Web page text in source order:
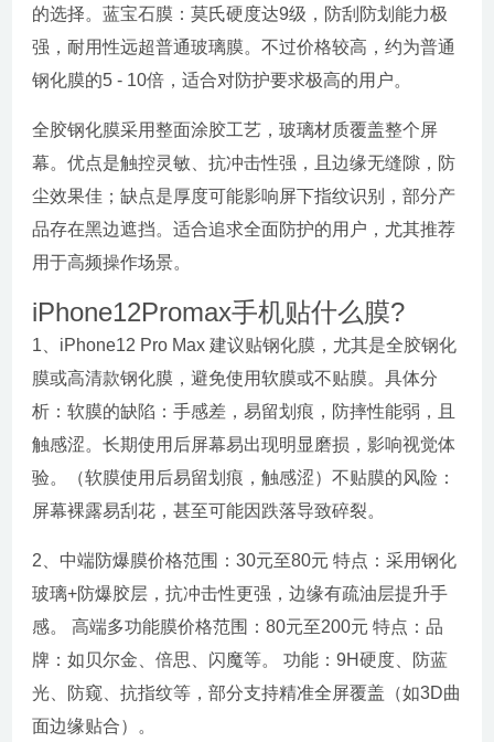
的选择。蓝宝石膜：莫氏硬度达9级，防刮防划能力极
强，耐用性远超普通玻璃膜。不过价格较高，约为普通
钢化膜的5 - 10倍，适合对防护要求极高的用户。
全胶钢化膜采用整面涂胶工艺，玻璃材质覆盖整个屏
幕。优点是触控灵敏、抗冲击性强，且边缘无缝隙，防
尘效果佳；缺点是厚度可能影响屏下指纹识别，部分产
品存在黑边遮挡。适合追求全面防护的用户，尤其推荐
用于高频操作场景。
iPhone12Promax手机贴什么膜?
1、iPhone12 Pro Max 建议贴钢化膜，尤其是全胶钢化
膜或高清款钢化膜，避免使用软膜或不贴膜。具体分
析：软膜的缺陷：手感差，易留划痕，防摔性能弱，且
触感涩。长期使用后屏幕易出现明显磨损，影响视觉体
验。（软膜使用后易留划痕，触感涩）不贴膜的风险：
屏幕裸露易刮花，甚至可能因跌落导致碎裂。
2、中端防爆膜价格范围：30元至80元 特点：采用钢化
玻璃+防爆胶层，抗冲击性更强，边缘有疏油层提升手
感。 高端多功能膜价格范围：80元至200元 特点：品
牌：如贝尔金、倍思、闪魔等。 功能：9H硬度、防蓝
光、防窥、抗指纹等，部分支持精准全屏覆盖（如3D曲
面边缘贴合）。